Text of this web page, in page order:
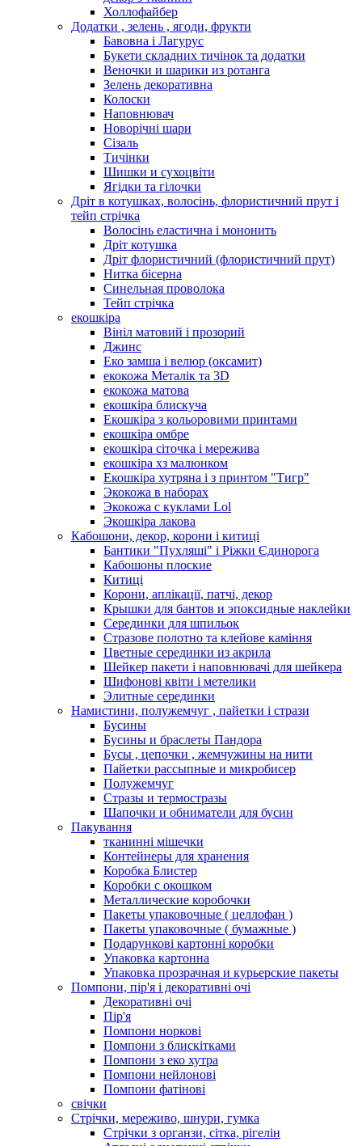
Холлофайбер
Додатки , зелень , ягоди, фрукти
Бавовна і Лагурус
Букети складних тичінок та додатки
Веночки и шарики из ротанга
Зелень декоративна
Колоски
Наповнювач
Новорічні шари
Сізаль
Тичінки
Шишки и сухоцвіти
Ягідки та гілочки
Дріт в котушках, волосінь, флористичний прут і
тейп стрічка
Волосінь еластична і мононить
Дріт котушка
Дріт флористичний (флористичний прут)
Нитка бісерна
Синельная проволока
Тейп стрічка
екошкіра
Вініл матовий і прозорий
Джинс
Еко замша і велюр (оксамит)
екокожа Металік та 3D
екокожа матова
екошкіра блискуча
Екошкіра з кольоровими принтами
екошкіра омбре
екошкіра сіточка і мережива
екошкіра хз малюнком
Екошкіра хутряна і з принтом "Тигр"
Экокожа в наборах
Экокожа с куклами Lol
Экошкiра лакова
Кабошони, декор, корони і китиці
Бантики "Пухляші" і Ріжки Єдинорога
Кабошоны плоские
Китиці
Корони, аплікації, патчі, декор
Крышки для бантов и эпоксидные наклейки
Серединки для шпильок
Стразове полотно та клейове каміння
Цветные серединки из акрила
Шейкер пакети і наповнювачі для шейкера
Шифонові квіти і метелики
Элитные серединки
Намистини, полужемчуг , пайетки і стрази
Бусины
Бусины и браслеты Пандора
Бусы , цепочки , жемчужины на нити
Пайетки рассыпные и микробисер
Полужемчуг
Стразы и термостразы
Шапочки и обниматели для бусин
Пакування
тканинні мішечки
Контейнеры для хранения
Коробка Блистер
Коробки с окошком
Металлические коробочки
Пакеты упаковочные ( целлофан )
Пакеты упаковочные ( бумажные )
Подарункові картонні коробки
Упаковка картонна
Упаковка прозрачная и курьерские пакеты
Помпони, пір'я і декоративні очі
Декоративні очі
Пір'я
Помпони норкові
Помпони з блискітками
Помпони з еко хутра
Помпони нейлонові
Помпони фатінові
свічки
Стрічки, мереживо, шнури, гумка
Стрічки з органзи, сітка, рігелін